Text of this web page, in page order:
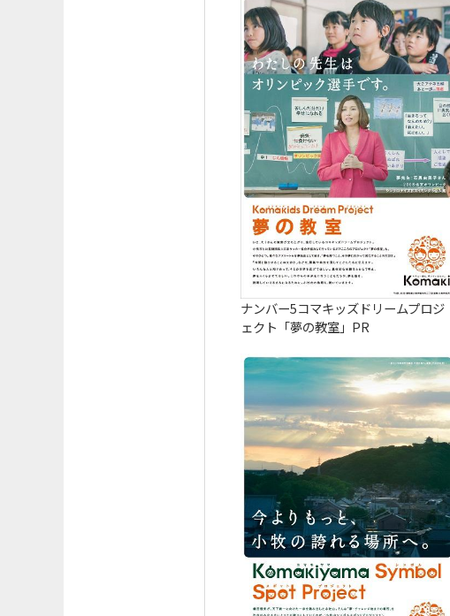
ナンバー5コマキッズドリームプロジ
ェクト「夢の教室」PR